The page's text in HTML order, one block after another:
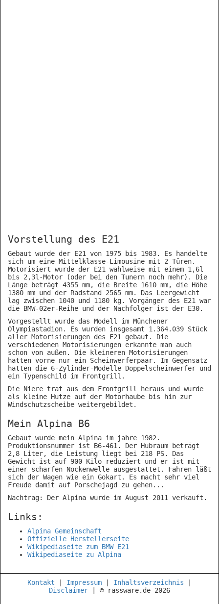
Vorstellung des E21
Gebaut wurde der E21 von 1975 bis 1983. Es handelte
sich um eine Mittelklasse-Limousine mit 2 Türen.
Motorisiert wurde der E21 wahlweise mit einem 1,6l
bis 2,3l-Motor (oder bei den Tunern noch mehr). Die
Länge beträgt 4355 mm, die Breite 1610 mm, die Höhe
1380 mm und der Radstand 2565 mm. Das Leergewicht
lag zwischen 1040 und 1180 kg. Vorgänger des E21 war
die BMW-02er-Reihe und der Nachfolger ist der E30.
Vorgestellt wurde das Modell im Münchener
Olympiastadion. Es wurden insgesamt 1.364.039 Stück
aller Motorisierungen des E21 gebaut. Die
verschiedenen Motorisierungen erkannte man auch
schon von außen. Die kleineren Motorisierungen
hatten vorne nur ein Scheinwerferpaar. Im Gegensatz
hatten die 6-Zylinder-Modelle Doppelscheinwerfer und
ein Typenschild im Frontgrill.
Die Niere trat aus dem Frontgrill heraus und wurde
als kleine Hutze auf der Motorhaube bis hin zur
Windschutzscheibe weitergebildet.
Mein Alpina B6
Gebaut wurde mein Alpina im jahre 1982.
Produktionsnummer ist B6-461. Der Hubraum beträgt
2,8 Liter, die Leistung liegt bei 218 PS. Das
Gewicht ist auf 900 Kilo reduziert und er ist mit
einer scharfen Nockenwelle ausgestattet. Fahren läßt
sich der Wagen wie ein Gokart. Es macht sehr viel
Freude damit auf Porschejagd zu gehen...
Nachtrag: Der Alpina wurde im August 2011 verkauft.
Links:
Alpina Gemeinschaft
Offizielle Herstellerseite
Wikipediaseite zum BMW E21
Wikipediaseite zu Alpina
Kontakt Impressum Inhaltsverzeichnis
Disclaimer | © rassware.de 2026